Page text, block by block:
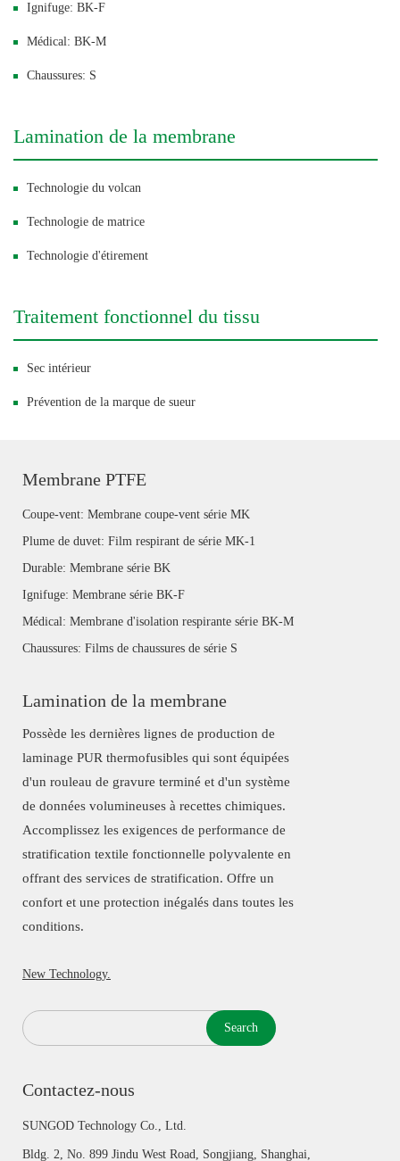
Ignifuge: BK-F
Médical: BK-M
Chaussures: S
Lamination de la membrane
Technologie du volcan
Technologie de matrice
Technologie d'étirement
Traitement fonctionnel du tissu
Sec intérieur
Prévention de la marque de sueur
Membrane PTFE
Coupe-vent: Membrane coupe-vent série MK
Plume de duvet: Film respirant de série MK-1
Durable: Membrane série BK
Ignifuge: Membrane série BK-F
Médical: Membrane d'isolation respirante série BK-M
Chaussures: Films de chaussures de série S
Lamination de la membrane
Possède les dernières lignes de production de
laminage PUR thermofusibles qui sont équipées
d'un rouleau de gravure terminé et d'un système
de données volumineuses à recettes chimiques.
Accomplissez les exigences de performance de
stratification textile fonctionnelle polyvalente en
offrant des services de stratification. Offre un
confort et une protection inégalés dans toutes les
conditions.
New Technology.
Search
Contactez-nous
SUNGOD Technology Co., Ltd.
Bldg. 2, No. 899 Jindu West Road, Songjiang, Shanghai,